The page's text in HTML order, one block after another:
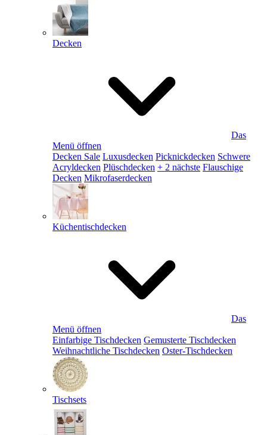
Decken
Das
Menü öffnen
Decken Sale Luxusdecken Picknickdecken Schwere
Acryldecken Plüschdecken + 2 nächste Flauschige
Decken Mikrofaserdecken
Küchentischdecken
Das
Menü öffnen
Einfarbige Tischdecken Gemusterte Tischdecken
Weihnachtliche Tischdecken Oster-Tischdecken
Tischsets